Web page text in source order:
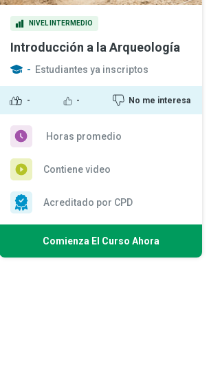
NIVEL INTERMEDIO
Introducción a la Arqueología
- Estudiantes ya inscriptos
- - No me interesa
Horas promedio
Contiene video
Acreditado por CPD
Comienza El Curso Ahora